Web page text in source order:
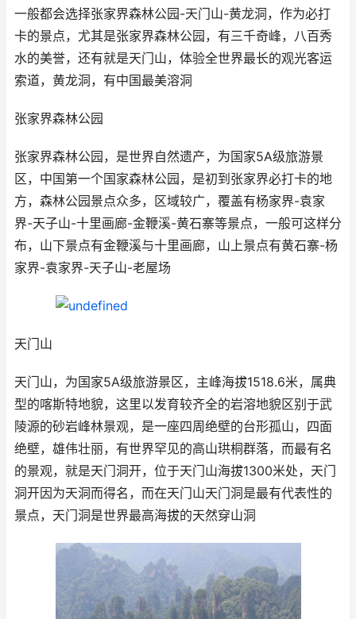
一般都会选择张家界森林公园-天门山-黄龙洞，作为必打
卡的景点，尤其是张家界森林公园，有三千奇峰，八百秀
水的美誉，还有就是天门山，体验全世界最长的观光客运
索道，黄龙洞，有中国最美溶洞
张家界森林公园
张家界森林公园，是世界自然遗产，为国家5A级旅游景
区，中国第一个国家森林公园，是初到张家界必打卡的地
方，森林公园景点众多，区域较广，覆盖有杨家界-袁家
界-天子山-十里画廊-金鞭溪-黄石寨等景点，一般可这样分
布，山下景点有金鞭溪与十里画廊，山上景点有黄石寨-杨
家界-袁家界-天子山-老屋场
天门山
天门山，为国家5A级旅游景区，主峰海拔1518.6米，属典
型的喀斯特地貌，这里以发育较齐全的岩溶地貌区别于武
陵源的砂岩峰林景观，是一座四周绝壁的台形孤山，四面
绝壁，雄伟壮丽，有世界罕见的高山珙桐群落，而最有名
的景观，就是天门洞开，位于天门山海拔1300米处，天门
洞开因为天洞而得名，而在天门山天门洞是最有代表性的
景点，天门洞是世界最高海拔的天然穿山洞